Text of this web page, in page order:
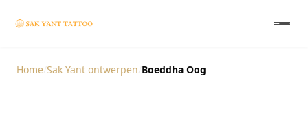
Home Sak Yant ontwerpen Boeddha Oog